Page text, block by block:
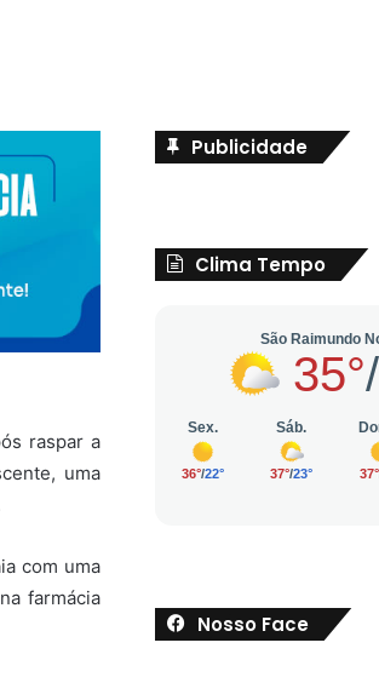
raspar a
uma
com uma
farmácia
Publicidade
Clima Tempo
Nosso Face